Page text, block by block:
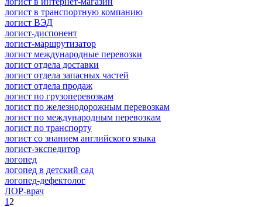
логист в транспортную компанию
логист ВЭД
логист-диспонент
логист-маршрутизатор
логист международные перевозки
логист отдела доставки
логист отдела запасных частей
логист отдела продаж
логист по грузоперевозкам
логист по железнодорожным перевозкам
логист по международным перевозкам
логист по транспорту
логист со знанием английского языка
логист-экспедитор
логопед
логопед в детский сад
логопед-дефектолог
ЛОР-врач
1 2